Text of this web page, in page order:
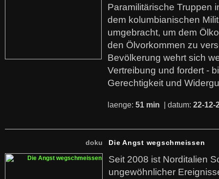
Paramilitärische Truppen
dem kolumbianischen
umgebracht, um dem
den Ölvorkommen zu
Bevölkerung wehrt sich
Vertreibung und fordert -
Gerechtigkeit und
laenge: 51 min | datum: 22-12-
doku Die Angst wegschmeissen
Seit 2008 ist Norditalien
ungewöhnlicher